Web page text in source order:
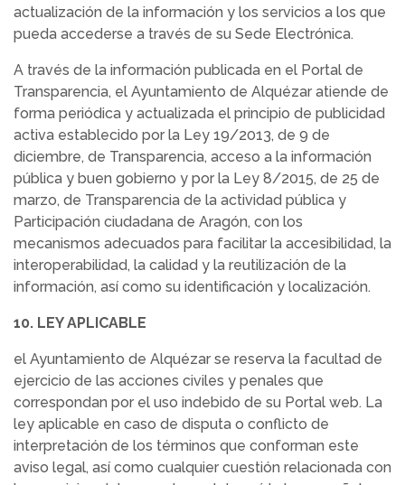
actualización de la información y los servicios a los que
pueda accederse a través de su Sede Electrónica.
A través de la información publicada en el Portal de
Transparencia, el Ayuntamiento de Alquézar atiende de
forma periódica y actualizada el principio de publicidad
activa establecido por la Ley 19/2013, de 9 de
diciembre, de Transparencia, acceso a la información
pública y buen gobierno y por la Ley 8/2015, de 25 de
marzo, de Transparencia de la actividad pública y
Participación ciudadana de Aragón, con los
mecanismos adecuados para facilitar la accesibilidad, la
interoperabilidad, la calidad y la reutilización de la
información, así como su identificación y localización.
10. LEY APLICABLE
el Ayuntamiento de Alquézar se reserva la facultad de
ejercicio de las acciones civiles y penales que
correspondan por el uso indebido de su Portal web. La
ley aplicable en caso de disputa o conflicto de
interpretación de los términos que conforman este
aviso legal, así como cualquier cuestión relacionada con